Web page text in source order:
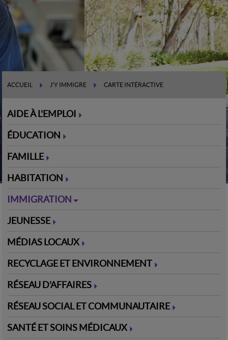
ACCUEIL J'Y IMMIGRE CARTE INTÉRACTIVE
AIDE À L'EMPLOI
ÉDUCATION
FAMILLE
HABITATION
IMMIGRATION
JEUNESSE
MÉDIAS LOCAUX
RECYCLAGE ET ENVIRONNEMENT
RÉSEAU D'AFFAIRES
RÉSEAU SOCIAL ET COMMUNAUTAIRE
SANTÉ ET SOINS MÉDICAUX